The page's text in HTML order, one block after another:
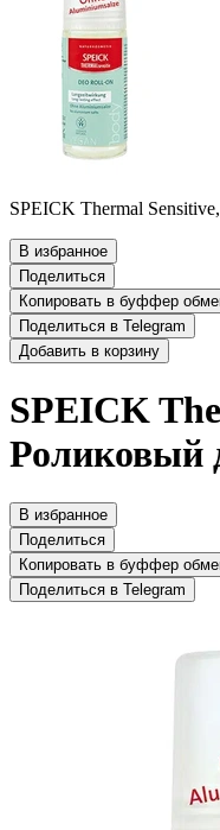
SPEICK Thermal
В избранное
Поделиться
Копировать в буффер
Поделиться в Telegram
Добавить в корзину
SPEICK
Роликовый
В избранное
Поделиться
Копировать в буффер
Поделиться в Telegram